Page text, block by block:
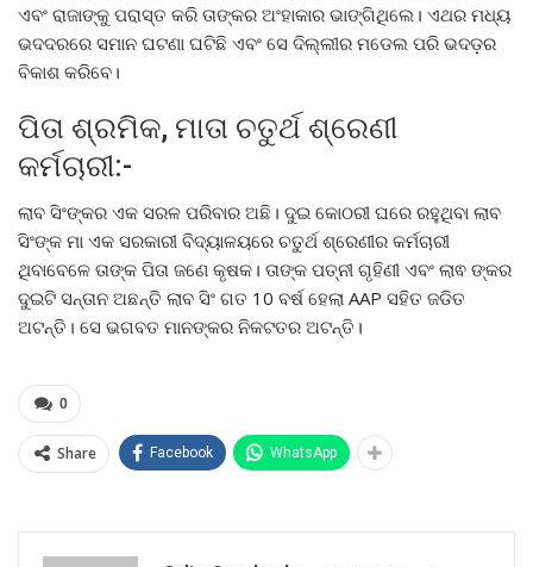
ଏବଂ ରାଜାଙ୍କୁ ପରାସ୍ତ କରି ତାଙ୍କର ଅଂହାକାର ଭାଙ୍ଗିଥିଲେ। ଏଥର ମଧ୍ୟ
ଭଦଦରରେ ସମାନ ଘଟଣା ଘଟିଛି ଏବଂ ସେ ଦିଲ୍ଲୀର ମଡେଲ ପରି ଭଦଡ଼ର
ବିକାଶ କରିବେ।
ପିତା ଶ୍ରମିକ, ମାତା ଚତୁର୍ଥ ଶ୍ରେଣୀ
କର୍ମଚାରୀ:-
ଲାବ ସିଂଙ୍କର ଏକ ସରଳ ପରିବାର ଅଛି। ଦୁଇ କୋଠରୀ ଘରେ ରହୁଥିବା ଲାବ
ସିଂଙ୍କ ମା ଏକ ସରକାରୀ ବିଦ୍ୟାଳୟରେ ଚତୁର୍ଥ ଶ୍ରେଣୀର କର୍ମଚାରୀ
ଥିବାବେଳେ ତାଙ୍କ ପିତା ଜଣେ କୃଷକ। ତାଙ୍କ ପତ୍ନୀ ଗୃହିଣୀ ଏବଂ ଲାଵ ଙ୍କର
ଦୁଇଟି ସନ୍ତାନ ଅଛନ୍ତି ଲାବ ସିଂ ଗତ 10 ବର୍ଷ ହେଲା AAP ସହିତ ଜଡିତ
ଅଟନ୍ତି। ସେ ଭଗବତ ମାନଙ୍କର ନିକଟତର ଅଟନ୍ତି।
0
Share Facebook WhatsApp